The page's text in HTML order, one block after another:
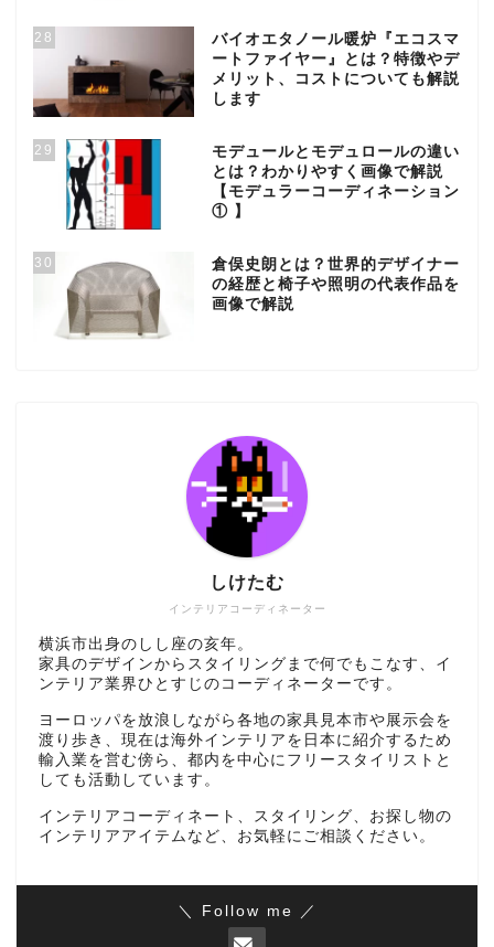
28
バイオエタノール暖炉『エコスマ
ートファイヤー』とは？特徴やデ
メリット、コストについても解説
します
29
モデュールとモデュロールの違い
とは？わかりやすく画像で解説
【モデュラーコーディネーション
① 】
30
倉俣史朗とは？世界的デザイナー
の経歴と椅子や照明の代表作品を
画像で解説
インテリアコーディネーター
しけたむ
横浜市出身のしし座の亥年。
家具のデザインからスタイリングまで何でもこなす、イ
ンテリア業界ひとすじのコーディネーターです。
ヨーロッパを放浪しながら各地の家具見本市や展示会を
渡り歩き、現在は海外インテリアを日本に紹介するため
輸入業を営む傍ら、都内を中心にフリースタイリストと
しても活動しています。
インテリアコーディネート、スタイリング、お探し物の
インテリアアイテムなど、お気軽にご相談ください。
＼ Follow me ／